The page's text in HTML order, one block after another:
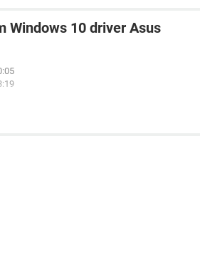
Windows 10 driver Asus